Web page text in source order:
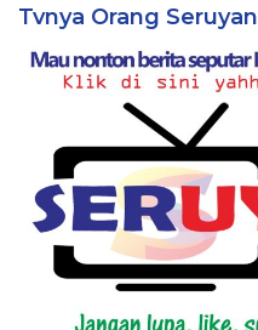
Tvnya Orang Seruyan